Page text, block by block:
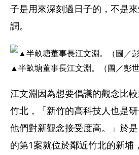
子是用來深刻過日子的，不是
調。
▲半畝塘董事長江文淵。（圖／彭世
江文淵因為想要倡議的觀念比
竹北，「新竹的高科技人也是
他們對新觀念接受度高。」於
的第1案就位於鄰近竹北的新埔